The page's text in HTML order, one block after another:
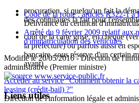
procuration, si quelqu'un fait la
des cotitulaires la fait pour
coût de la carte grise, en chèque
la préfecture) ou parfois aussi en
bancaire, sous réserve d'un certain
avant)
Accéder au service "Comment obtenir la
leasing (crédit-bail) ?"
Direction de l'information légale et
Code de la route : articles R322-1 à
Délivrance du certificat
Arrêté du 9 février 2009 relatif aux
d'immatriculation des véhicules
Modifié le 20/05/2016 - Direction de
administrative (Premier ministre)
Liens utiles